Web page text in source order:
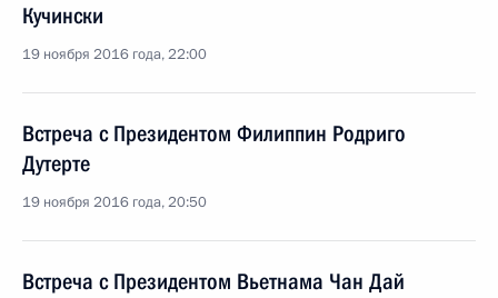
Кучински
19 ноября 2016 года, 22:00
Встреча с Президентом Филиппин Родриго
Дутерте
19 ноября 2016 года, 20:50
Встреча с Президентом Вьетнама Чан Дай